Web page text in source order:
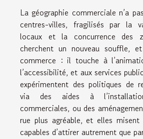
La géographie commerciale n’a
centres-villes, fragilisés par la
locaux et la concurrence des
cherchent un nouveau souffle,
commerce : il touche à
l’accessibilité, et aux services
expérimentent des politiques de
via des aides à
commerciales, ou des
rue plus agréable, et elles misent
capables d’attirer autrement que